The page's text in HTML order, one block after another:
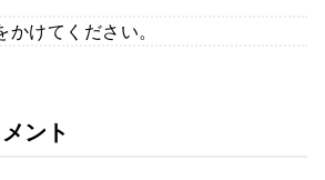
けてください。
ント